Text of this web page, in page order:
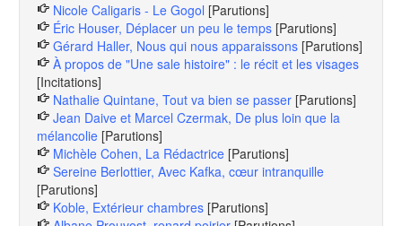
Nicole Caligaris - Le Gogol [Parutions]
Éric Houser, Déplacer un peu le temps [Parutions]
Gérard Haller, Nous qui nous apparaissons [Parutions]
À propos de "Une sale histoire" : le récit et les visages
[Incitations]
Nathalie Quintane, Tout va bien se passer [Parutions]
Jean Daive et Marcel Czermak, De plus loin que la
mélancolie [Parutions]
Michèle Cohen, La Rédactrice [Parutions]
Sereine Berlottier, Avec Kafka, cœur intranquille
[Parutions]
Koble, Extérieur chambres [Parutions]